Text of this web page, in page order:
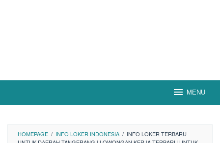
MENU
HOMEPAGE / INFO LOKER INDONESIA / INFO LOKER TERBARU